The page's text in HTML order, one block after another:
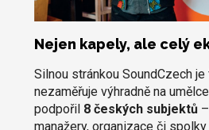
Nejen kapely, ale celý
Silnou stránkou SoundCzech
nezaměřuje výhradně na
podpořil 8 českých subjektů–
manažery, organizace či